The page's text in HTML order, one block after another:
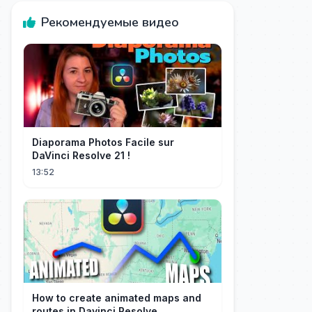
Рекомендуемые видео
Diaporama Photos Facile sur
DaVinci Resolve 21 !
13:52
How to create animated maps and